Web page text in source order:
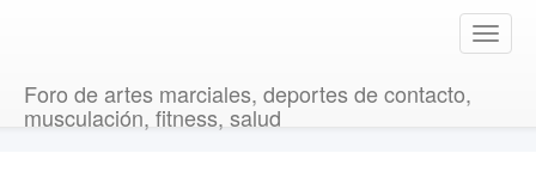
T
o
Foro de artes marciales, deportes de contacto,
musculación, fitness, salud